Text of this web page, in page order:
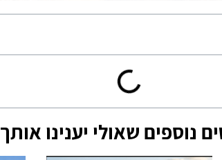
נוספים שאולי יענינו אותך